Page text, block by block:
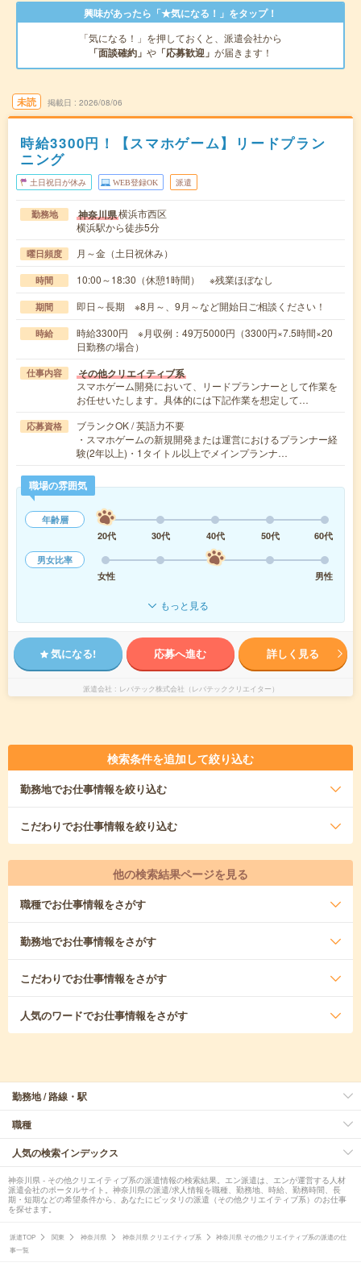
興味があったら「★気になる！」をタップ！
「気になる！」を押しておくと、派遣会社から
「面談確約」 や 「応募歓迎」 が届きます！
未読 掲載日 2026/08/06
時給3300円！【スマホゲーム】リードプラン
ニング
土日祝日が休み WEB登録OK 派遣
勤務地 神奈川県横浜市西区
横浜駅から徒歩5分
曜日頻度 月～金（土日祝休み）
時間 10:00～18:30（休憩1時間） ※残業ほぼなし
期間 即日～長期 ※8月～、9月～など開始日ご相談ください！
時給
時給3300円 ※月収例：49万5000円（3300円×7.5時間×20
日勤務の場合）
仕事内容 その他クリエイティブ系
スマホゲーム開発において、リードプランナーとして作業を
お任せいたします。具体的には下記作業を想定して…
応募資格
ブランクOK / 英語力不要
・スマホゲームの新規開発または運営におけるプランナー経
験(2年以上)・1タイトル以上でメインプランナ…
職場の雰囲気
年齢層
20代
30代 40代 50代
60代
男女比率
女性
男性
もっと見る
気になる! 応募へ進む 詳しく見る
派遣会社 レバテック株式会社（レバテッククリエイター）
検索条件を追加して絞り込む
勤務地でお仕事情報を絞り込む
こだわりでお仕事情報を絞り込む
他の検索結果ページを見る
職種でお仕事情報をさがす
勤務地でお仕事情報をさがす
こだわりでお仕事情報をさがす
人気のワードでお仕事情報をさがす
勤務地 / 路線・駅
職種
人気の検索インデックス
神奈川県 - その他クリエイティブ系の派遣情報の検索結果。エン派遣は、エンが運営する人材
派遣会社のポータルサイト。神奈川県の派遣/求人情報を職種、勤務地、時給、勤務時間、長
期・短期などの希望条件から、あなたにピッタリの派遣（その他クリエイティブ系）のお仕事
を探せます。
派遣TOP 関東 神奈川県 神奈川県 クリエイティブ系
神奈川県 その他クリエイティブ系の派遣の仕
事一覧